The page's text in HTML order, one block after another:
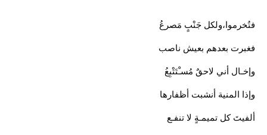
فتُخرموا،ولكل جَنْبٍ مَصرعُ
فغبرت بعدهم بعيش ناصب
وإخـال أني لاحقٌ مُسـْتَتْبِعُ
وإذا المنية أنشبت أظفارها
ألفيتَ كل تميمـةٍ لا تنفـع